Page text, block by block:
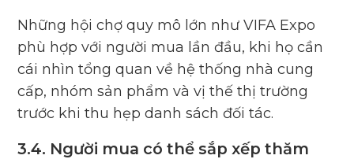
Những hội chợ quy mô lớn như VIFA Expo
phù hợp với người mua lần đầu, khi họ cần
cái nhìn tổng quan về hệ thống nhà cung
cấp, nhóm sản phẩm và vị thế thị trường
trước khi thu hẹp danh sách đối tác.
3.4. Người mua có thể sắp xếp thăm